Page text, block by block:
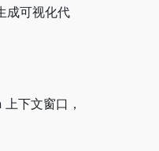
成可视化代
下文窗口，